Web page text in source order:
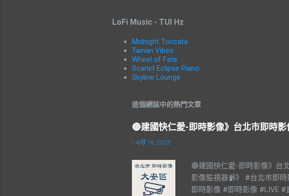
LoFi Music - TUI Hz
Midnight Toccata
Tainan Vibes
Wheel of Fate
Scarlet Eclipse Piano
Skyline Lounge
這個網誌中的熱門文章
🔴建國快仁愛-即時影像》台北市即時影
-4月 16, 2025
🔴建國快仁愛-即時影像》台
影像監視器📹》 #台北市即
即時影像 #即時影像 #LIVE